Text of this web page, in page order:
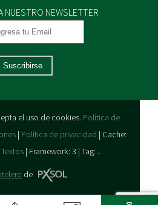
NUESTRO NEWSLETTER
Suscribirse
el uso de cookies. Política de
| Política de privacidad | Cache:
Textos| Framework: 3 | Tag: ..
de